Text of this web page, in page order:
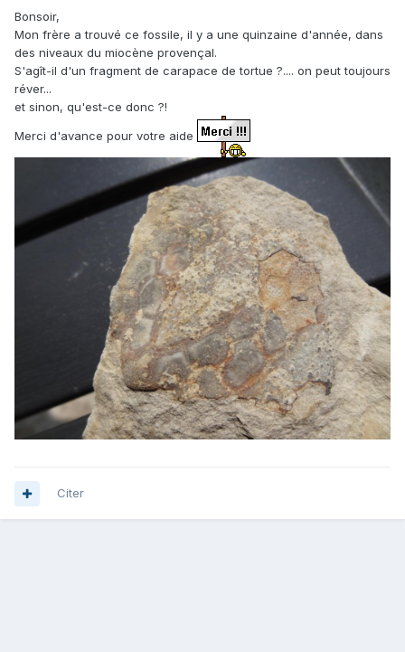
Bonsoir,
Mon frère a trouvé ce fossile, il y a une quinzaine d'année, dans
des niveaux du miocène provençal.
S'agît-il d'un fragment de carapace de tortue ?.... on peut toujours
réver...
et sinon, qu'est-ce donc ?!
Merci d'avance pour votre aide
Citer